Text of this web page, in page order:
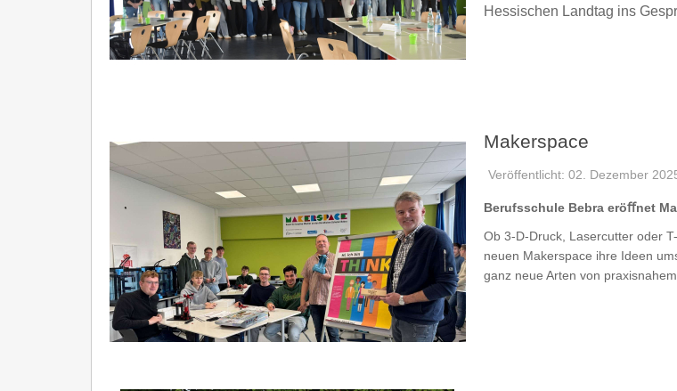
Hessischen Landtag ins
Makerspace
Veröffentlicht: 02. Dezember
Berufsschule Bebra eröﬀnet
Ob 3-D-Druck, Lasercutter oder
neuen Makerspace ihre Ideen
ganz neue Arten von